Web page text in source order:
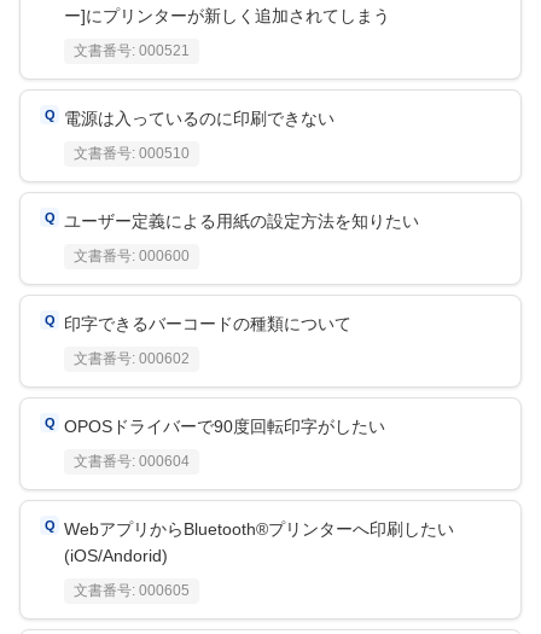
ー]にプリンターが新しく追加されてしまう
文書番号: 000521
電源は入っているのに印刷できない
文書番号: 000510
ユーザー定義による用紙の設定方法を知りたい
文書番号: 000600
印字できるバーコードの種類について
文書番号: 000602
OPOSドライバーで90度回転印字がしたい
文書番号: 000604
WebアプリからBluetooth®プリンターへ印刷したい
(iOS/Andorid)
文書番号: 000605